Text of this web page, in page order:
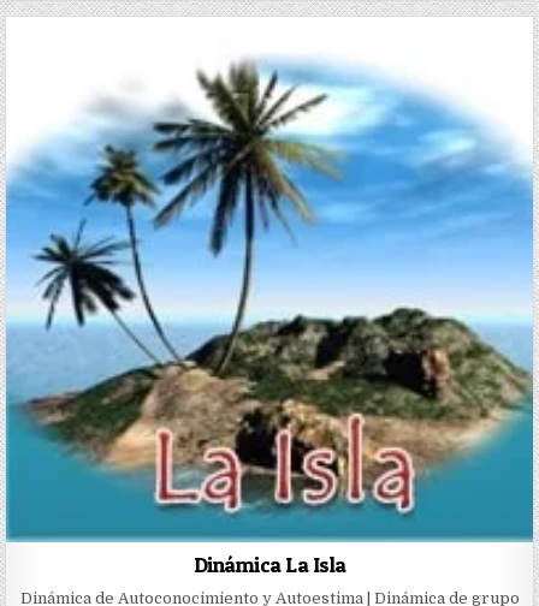
Dinámica La Isla
Dinámica de Autoconocimiento y Autoestima | Dinámica de grupo